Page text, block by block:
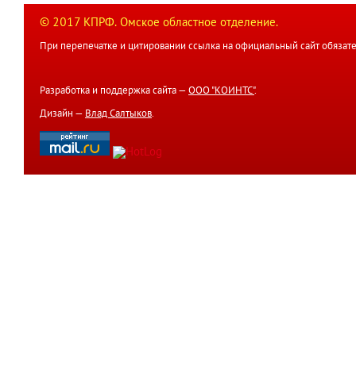
© 2017 КПРФ. Омское областное отделение.
При перепечатке и цитировании ссылка на официальный сайт
Разработка и поддержка сайта — ООО "КОИНТС".
Дизайн — Влад Салтыков.